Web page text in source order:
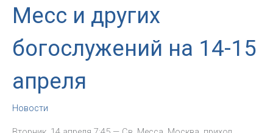
Месс и других
богослужений на 14-15
апреля
Новости